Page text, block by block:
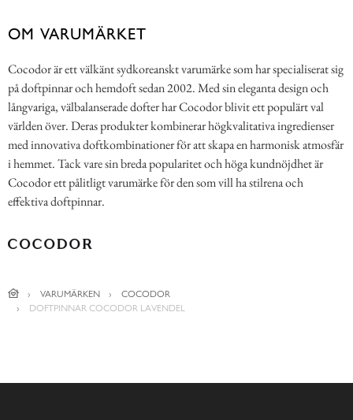
OM VARUMÄRKET
Cocodor är ett välkänt sydkoreanskt varumärke som har specialiserat sig
på doftpinnar och hemdoft sedan 2002. Med sin eleganta design och
långvariga, välbalanserade dofter har Cocodor blivit ett populärt val
världen över. Deras produkter kombinerar högkvalitativa ingredienser
med innovativa doftkombinationer för att skapa en harmonisk atmosfär
i hemmet. Tack vare sin breda popularitet och höga kundnöjdhet är
Cocodor ett pålitligt varumärke för den som vill ha stilrena och
effektiva doftpinnar.
VARUMÄRKEN
COCODOR
DOFTPINNAR COCODOR LAVENDEL